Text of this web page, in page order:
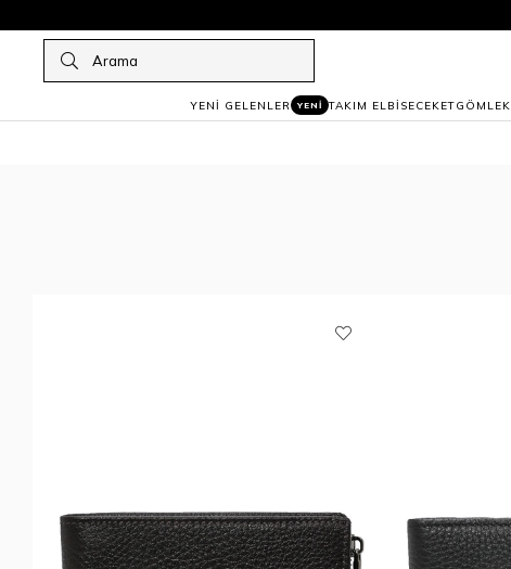
YENİ
YENİ GELENLER TAKIM ELBİSECEKETGÖMLEK